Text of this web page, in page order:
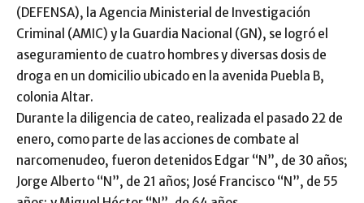
(DEFENSA), la Agencia Ministerial de Investigación
Criminal (AMIC) y la Guardia Nacional (GN), se logró el
aseguramiento de cuatro hombres y diversas dosis de
droga en un domicilio ubicado en la avenida Puebla B,
colonia Altar.
Durante la diligencia de cateo, realizada el pasado 22 de
enero, como parte de las acciones de combate al
narcomenudeo, fueron detenidos Edgar “N”, de 30 años;
Jorge Alberto “N”, de 21 años; José Francisco “N”, de 55